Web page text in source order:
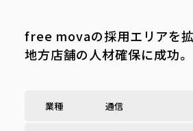
free movaの採用エリアを拡
地方店舗の人材確保に成功。
業種 通信